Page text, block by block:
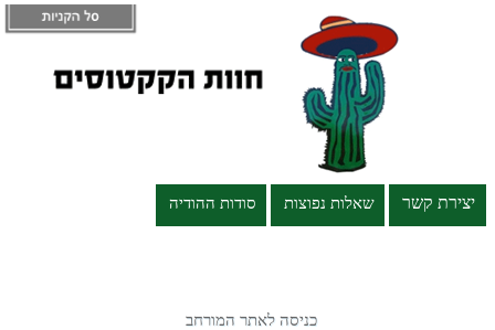
סודות ההודיה שאלות נפוצות יצירת קשר
כניסה לאתר המורחב